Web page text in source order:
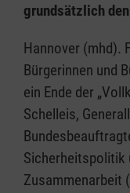
grundsätzlich
Hannover (mhd).
Bürgerinnen und
ein Ende der
Schelleis,
Sicherheitspolitik
Zusammenarbeit